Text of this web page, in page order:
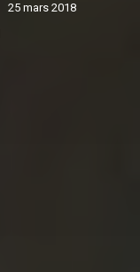
25 mars 2018